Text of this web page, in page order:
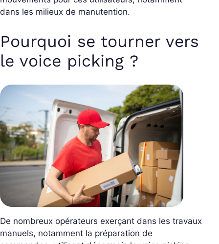
dans les milieux de manutention.
Pourquoi se tourner vers
le voice picking ?
De nombreux opérateurs exerçant dans les travaux
manuels, notamment la préparation de